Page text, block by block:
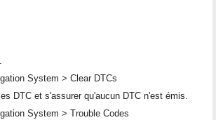
System > Clear DTCs
DTC et s'assurer qu'aucun DTC n'est émis.
System > Trouble Codes